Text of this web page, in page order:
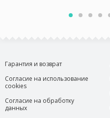
Гарантия и возврат
Согласие на использование
cookies
Согласие на обработку
данных